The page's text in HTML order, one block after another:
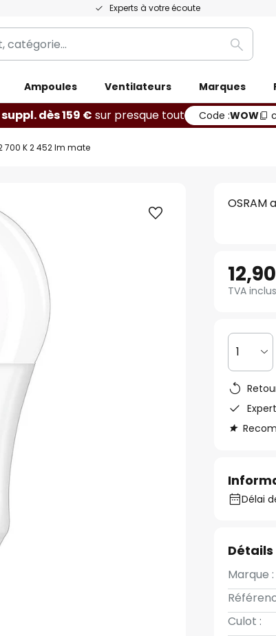
Experts à votre écoute
Ampoules Ventilateurs Marques
dès 159 € sur presque tout Code :WOW
700 K 2 452 lm mate
OSRAM
TVA
1
Délai
Marque :
Culot :